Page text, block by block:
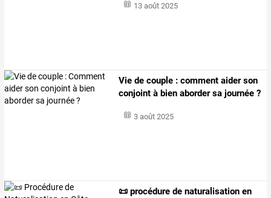
13 août 2025
Vie de couple : comment aider son
conjoint à bien aborder sa journée ?
3 août 2025
📜 procédure de naturalisation en